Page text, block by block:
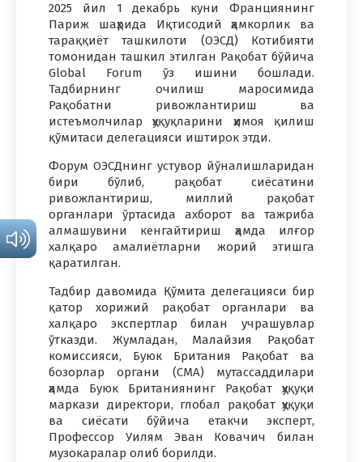
2025 йил 1 декабрь куни Франциянинг
Париж шаҳрида Иқтисодий ҳамкорлик ва
тараққиёт ташкилоти (ОЭCД) Котибияти
томонидан ташкил этилган Рақобат бўйича
Global Forum ўз ишини бошлади.
Тадбирнинг очилиш маросимида
Рақобатни ривожлантириш ва
истеъмолчилар ҳуқуқларини ҳимоя қилиш
қўмитаси делегацияси иштирок этди.
Форум ОЭCДнинг устувор йўналишларидан
бири бўлиб, рақобат сиёсатини
ривожлантириш, миллий рақобат
органлари ўртасида ахборот ва тажриба
алмашувини кенгайтириш ҳамда илғор
халқаро амалиётларни жорий этишга
қаратилган.
Тадбир давомида Қўмита делегацияси бир
қатор хорижий рақобат органлари ва
халқаро экспертлар билан учрашувлар
ўтказди. Жумладан, Малайзия Рақобат
комиссияси, Буюк Британия Рақобат ва
бозорлар органи (CМА) мутассаддилари
ҳамда Буюк Британиянинг Рақобат ҳуқуқи
маркази директори, глобал рақобат ҳуқуқи
ва сиёсати бўйича етакчи эксперт,
Профессор Уилям Эван Ковачич билан
музокаралар олиб борилди.